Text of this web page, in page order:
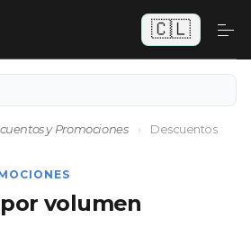
🇨🇱
y Promociones ›
Descuentos
volumen